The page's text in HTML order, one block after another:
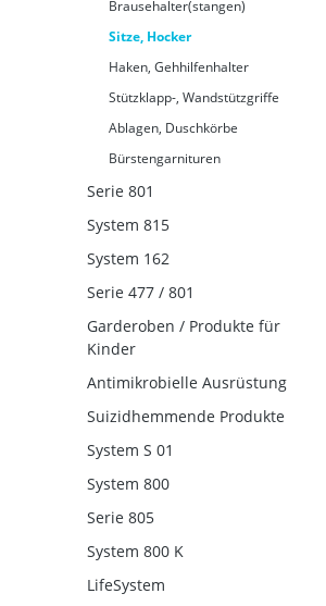
Brausehalter(stangen)
Sitze, Hocker
Haken, Gehhilfenhalter
Stützklapp-, Wandstützgriffe
Ablagen, Duschkörbe
Bürstengarnituren
Serie 801
System 815
System 162
Serie 477 / 801
Garderoben / Produkte für
Kinder
Antimikrobielle Ausrüstung
Suizidhemmende Produkte
System S 01
System 800
Serie 805
System 800 K
LifeSystem